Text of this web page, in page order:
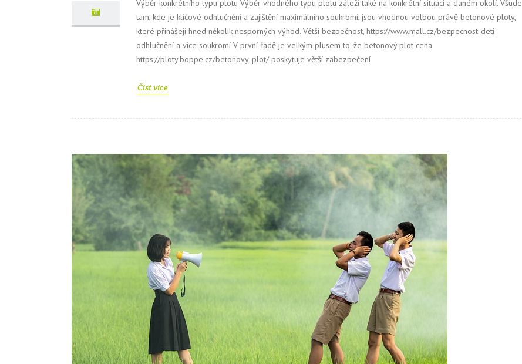
Výběr konkrétního typu plotu Výběr vhodného typu plotu záleží také na konkrétní situaci a daném okolí. Všude
tam, kde je klíčové odhlučnění a zajištění maximálního soukromí, jsou vhodnou volbou právě betonové ploty,
které přinášejí hned několik nesporných výhod. Větší bezpečnost, https://www.mall.cz/bezpecnost-deti
odhlučnění a více soukromí V první řadě je velkým plusem to, že betonový plot cena
https://ploty.boppe.cz/betonovy-plot/ poskytuje větší zabezpečení
Číst více